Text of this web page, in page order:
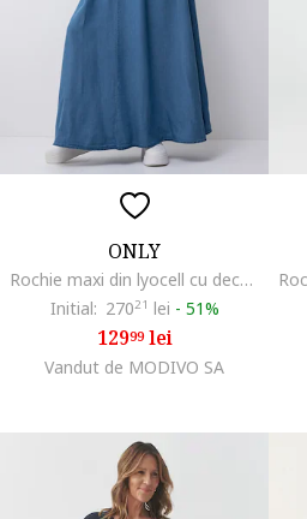
ONLY
Rochie maxi din lyocell cu decolteu in V Charis, Albastru
Initial: 27021 lei - 51%
12999lei
Vandut de MODIVO SA